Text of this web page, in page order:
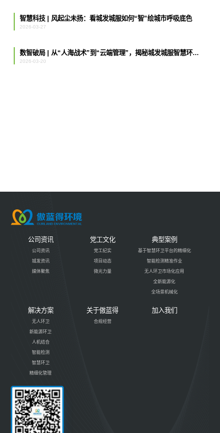
智慧科技 | 风起尘未扬：看城发城服如何“智”绘城市呼吸底色
2026-03-27
数智破局 | 从“人海战术”到“云端管理”，揭秘城发城服智慧环卫的“最强大脑”
2026-03-20
公司资讯
公司资讯
城发资讯
媒体聚焦
党工文化
党工纪实
项目动态
微光力量
典型案例
基于智慧环卫平台的精细化
智能检测精准作业
无人环卫市场化应用
全新能源化
全场景机械化
解决方案
无人环卫
新能源环卫
人机结合
智能检测
智慧环卫
精细化管理
关于傲蓝得
合规经营
加入我们